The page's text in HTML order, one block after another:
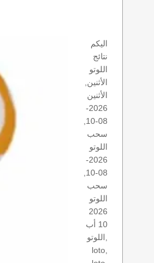
اليكم
نتائج
اللوتو
الأثنين,
الأثنين
2026-
سحب
اللوتو
2026-
سحب
اللوتو
2026
10 أب
اللوتو,
loto,